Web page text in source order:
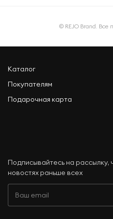
© REJO Brand.
Каталог
Покупателям
Подарочная карта
Подписывайтесь на рассылку,
новостях раньше всех